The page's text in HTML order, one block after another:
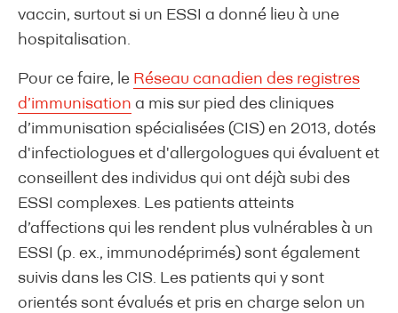
vaccin, surtout si un ESSI a donné lieu à une
hospitalisation.
Pour ce faire, le Réseau canadien des registres
d’immunisation a mis sur pied des cliniques
d’immunisation spécialisées (CIS) en 2013, dotés
d'infectiologues et d'allergologues qui évaluent et
conseillent des individus qui ont déjà subi des
ESSI complexes. Les patients atteints
d’affections qui les rendent plus vulnérables à un
ESSI (p. ex., immunodéprimés) sont également
suivis dans les CIS. Les patients qui y sont
orientés sont évalués et pris en charge selon un